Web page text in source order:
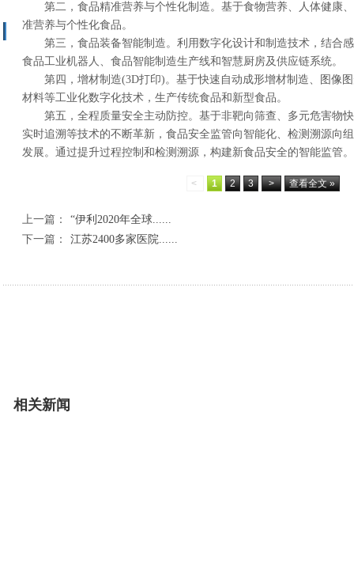
第二，食品精准营养与个性化制造。基于食物营养、人体健康
准营养与个性化食品。
第三，食品装备智能制造。利用数字化设计和制造技术，结合
食品工业机器人、食品智能制造生产线和智慧厨房及供应链系统。
第四，增材制造(3D打印)。基于快速自动成形增材制造、图像
材料等工业化数字化技术，生产传统食品和新型食品。
第五，全程质量安全主动防控。基于非靶向筛查、多元危害物
实时追溯等技术的不断革新，食品安全监管向智能化、检测溯源向
发展。通过提升过程控制和检测溯源，构建新食品安全的智能监管。
< 1 2 3 > 查看全文 »
上一篇：
“伊利2020年全球......
下一篇：
江苏2400多家医院......
相关新闻